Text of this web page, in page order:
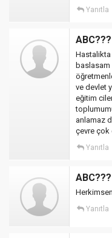
Yanıtla
ABC???
Hastalikta
baslasam
ve devlet
eğitim
anlamaz
çevre çok
Yanıtla
ABC???
Yanıtla